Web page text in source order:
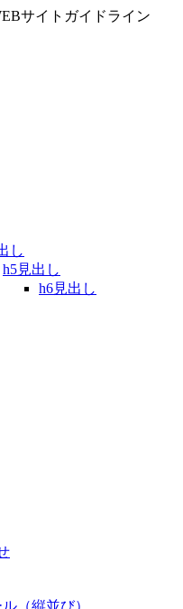
サイトガイドライン
し
h5見出し
h6見出し
（縦並び）